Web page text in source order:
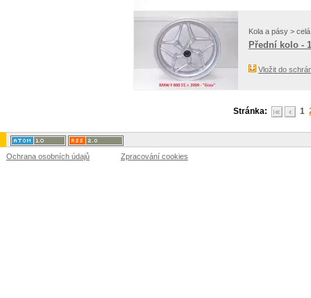
Kola a pásy >
Přední kolo -
Vložit do
Stránka: 1
Ochrana osobních údajů Zpracování cookies